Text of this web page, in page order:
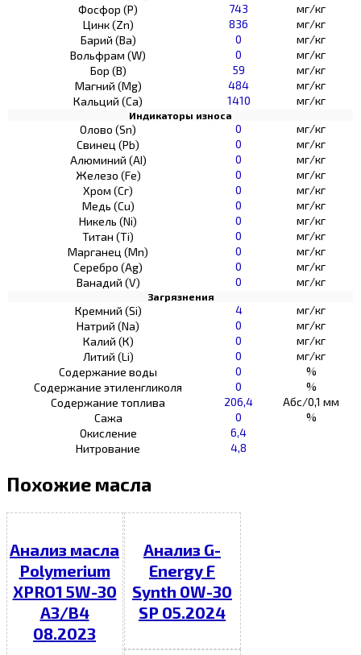
Фосфор (Р)
743
мг/кг
Цинк (Zn)
836
мг/кг
Барий (Ва)
0
мг/кг
Вольфрам (W)
0
мг/кг
Бор (В)
59
мг/кг
Магний (Mg)
484
мг/кг
Кальций (Са)
1410 мг/кг
Индикаторы износа
Олово (Sn) 0
мг/кг
Свинец (Pb)
0
мг/кг
Алюминий (AI)
0
мг/кг
Железо (Fe)
0
мг/кг
Хром (Сг)
0
мг/кг
Медь (Cu)
0
мг/кг
Никель (Ni)
0
мг/кг
Титан (Ti)
0
мг/кг
Марганец (Mn)
0
мг/кг
Серебро (Ag)
0
мг/кг
Ванадий (V)
0 мг/кг
Загрязнения
Кремний (Si) 4
мг/кг
Натрий (Na)
0
мг/кг
Калий (К)
0
мг/кг
Литий (Li)
0
мг/кг
Содержание воды
0
%
Содержание этиленгликоля
0
%
Содержание топлива
206,4
Абс/0,1 мм
Сажа
0
%
Окисление
6,4
Нитрование
4,8
Похожие масла
Анализ масла
Polymerium
XPRO1 5W-30
A3/B4
08.2023
Анализ G-
Energy F
Synth 0W-30
SP 05.2024